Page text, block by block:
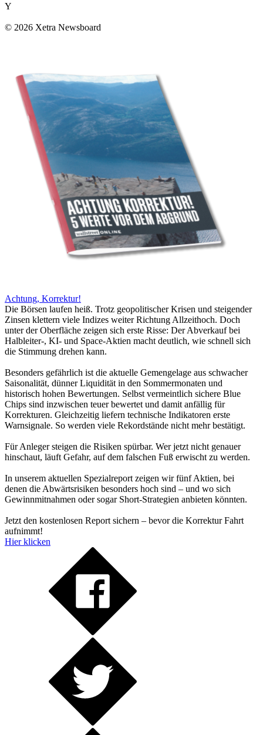
Y
© 2026 Xetra Newsboard
Achtung, Korrektur!
Die Börsen laufen heiß. Trotz geopolitischer Krisen und steigender
Zinsen klettern viele Indizes weiter Richtung Allzeithoch. Doch
unter der Oberfläche zeigen sich erste Risse: Der Abverkauf bei
Halbleiter-, KI- und Space-Aktien macht deutlich, wie schnell sich
die Stimmung drehen kann.
Besonders gefährlich ist die aktuelle Gemengelage aus schwacher
Saisonalität, dünner Liquidität in den Sommermonaten und
historisch hohen Bewertungen. Selbst vermeintlich sichere Blue
Chips sind inzwischen teuer bewertet und damit anfällig für
Korrekturen. Gleichzeitig liefern technische Indikatoren erste
Warnsignale. So werden viele Rekordstände nicht mehr bestätigt.
Für Anleger steigen die Risiken spürbar. Wer jetzt nicht genauer
hinschaut, läuft Gefahr, auf dem falschen Fuß erwischt zu werden.
In unserem aktuellen Spezialreport zeigen wir fünf Aktien, bei
denen die Abwärtsrisiken besonders hoch sind – und wo sich
Gewinnmitnahmen oder sogar Short-Strategien anbieten könnten.
Jetzt den kostenlosen Report sichern – bevor die Korrektur Fahrt
aufnimmt!
Hier klicken